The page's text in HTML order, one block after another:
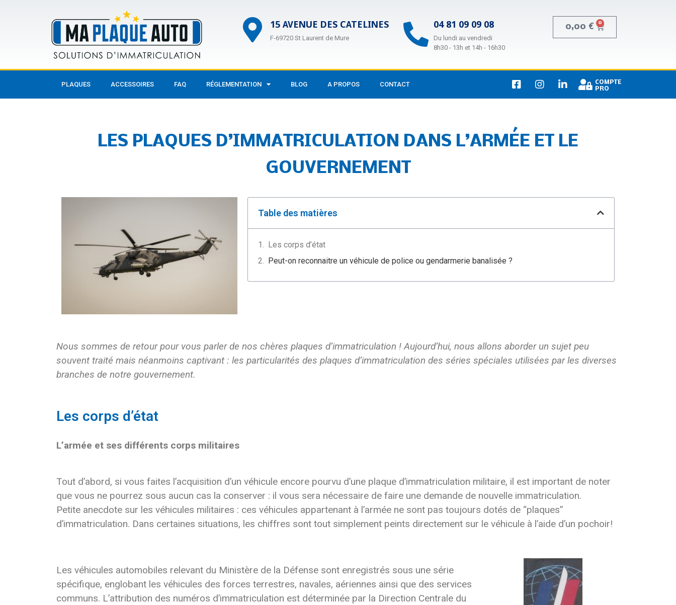
15 AVENUE DES CATELINES
F-69720 St Laurent de Mure
04 81 09 09 08
Du lundi au vendredi
8h30 - 13h et 14h - 16h30
0,00 € 0
PLAQUES ACCESSOIRES FAQ RÉGLEMENTATION BLOG A PROPOS CONTACT
COMPTE
PRO
LES PLAQUES D’IMMATRICULATION DANS L’ARMÉE ET LE
GOUVERNEMENT
Table des matières
Les corps d’état
Peut-on reconnaitre un véhicule de police ou gendarmerie banalisée ?
Nous sommes de retour pour vous parler de nos chères plaques d’immatriculation ! Aujourd’hui, nous allons aborder un sujet peu
souvent traité mais néanmoins captivant : les particularités des plaques d’immatriculation des séries spéciales utilisées par les diverses
branches de notre gouvernement.
Les corps d’état
L’armée et ses différents corps militaires
Tout d’abord, si vous faites l’acquisition d’un véhicule encore pourvu d’une plaque d’immatriculation militaire, il est important de noter
que vous ne pourrez sous aucun cas la conserver : il vous sera nécessaire de faire une demande de nouvelle immatriculation.
Petite anecdote sur les véhicules militaires : ces véhicules appartenant à l’armée ne sont pas toujours dotés de “plaques”
d’immatriculation. Dans certaines situations, les chiffres sont tout simplement peints directement sur le véhicule à l’aide d’un pochoir!
Les véhicules automobiles relevant du Ministère de la Défense sont enregistrés sous une série
spécifique, englobant les véhicules des forces terrestres, navales, aériennes ainsi que des services
communs. L’attribution des numéros d’immatriculation est déterminée par la Direction Centrale du